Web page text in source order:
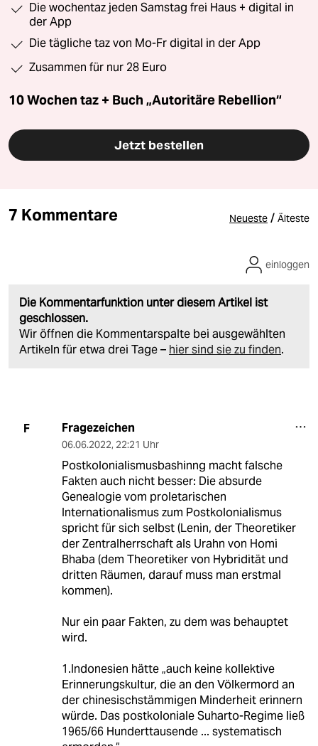
Die wochentaz jeden Samstag frei Haus + digital in
der App
Die tägliche taz von Mo-Fr digital in der App
Zusammen für nur 28 Euro
10 Wochen taz + Buch „Autoritäre Rebellion“
Jetzt bestellen
7 Kommentare Neueste / Älteste
Die Kommentarfunktion unter diesem Artikel ist
geschlossen.
Wir öffnen die Kommentarspalte bei ausgewählten
Artikeln für etwa drei Tage – hier sind sie zu finden.
einloggen
F Fragezeichen
06.06.2022, 22:21 Uhr
Postkolonialismusbashinng macht falsche
Fakten auch nicht besser: Die absurde
Genealogie vom proletarischen
Internationalismus zum Postkolonialismus
spricht für sich selbst (Lenin, der Theoretiker
der Zentralherrschaft als Urahn von Homi
Bhaba (dem Theoretiker von Hybridität und
dritten Räumen, darauf muss man erstmal
kommen).
Nur ein paar Fakten, zu dem was behauptet
wird.
1.Indonesien hätte „auch keine kollektive
Erinnerungskultur, die an den Völkermord an
der chinesischstämmigen Minderheit erinnern
würde. Das postkoloniale Suharto-Regime ließ
1965/66 Hunderttausende ... systematisch